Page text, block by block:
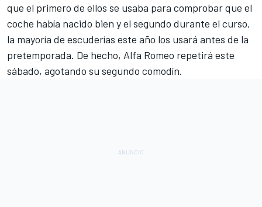
que el primero de ellos se usaba para comprobar que el
coche había nacido bien y el segundo durante el curso,
la mayoría de escuderías este año los usará antes de la
pretemporada. De hecho, Alfa Romeo repetirá este
sábado, agotando su segundo comodín.